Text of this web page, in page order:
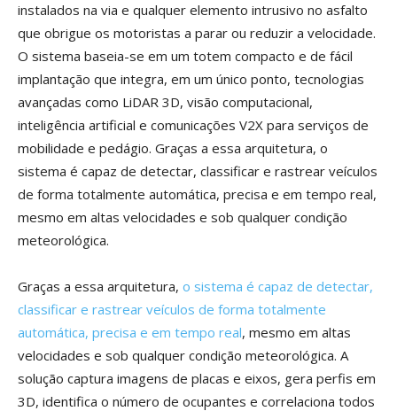
instalados na via e qualquer elemento intrusivo no asfalto
que obrigue os motoristas a parar ou reduzir a velocidade.
O sistema baseia-se em um totem compacto e de fácil
implantação que integra, em um único ponto, tecnologias
avançadas como LiDAR 3D, visão computacional,
inteligência artificial e comunicações V2X para serviços de
mobilidade e pedágio. Graças a essa arquitetura, o
sistema é capaz de detectar, classificar e rastrear veículos
de forma totalmente automática, precisa e em tempo real,
mesmo em altas velocidades e sob qualquer condição
meteorológica.
Graças a essa arquitetura, o sistema é capaz de detectar,
classificar e rastrear veículos de forma totalmente
automática, precisa e em tempo real, mesmo em altas
velocidades e sob qualquer condição meteorológica. A
solução captura imagens de placas e eixos, gera perfis em
3D, identifica o número de ocupantes e correlaciona todos